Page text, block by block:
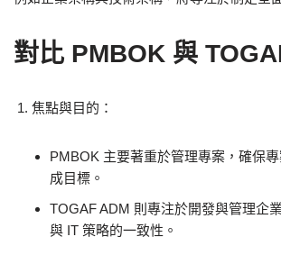
對比 PMBOK 與
焦點與目的：
PMBOK 主要著重於管理專案，確保
成目標。
TOGAF ADM 則專注於開發與管理企
與 IT 策略的一致性。